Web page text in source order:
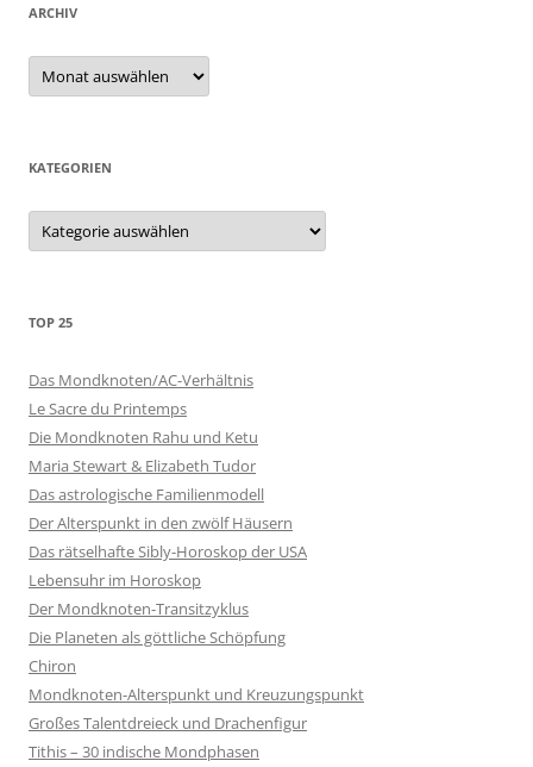
ARCHIV
Archiv
KATEGORIEN
Kategorien
TOP 25
Das Mondknoten/AC-Verhältnis
Le Sacre du Printemps
Die Mondknoten Rahu und Ketu
Maria Stewart & Elizabeth Tudor
Das astrologische Familienmodell
Der Alterspunkt in den zwölf Häusern
Das rätselhafte Sibly-Horoskop der USA
Lebensuhr im Horoskop
Der Mondknoten-Transitzyklus
Die Planeten als göttliche Schöpfung
Chiron
Mondknoten-Alterspunkt und Kreuzungspunkt
Großes Talentdreieck und Drachenfigur
Tithis – 30 indische Mondphasen